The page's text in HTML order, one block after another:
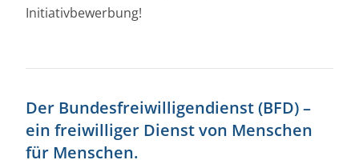
Initiativbewerbung!
Der Bundesfreiwilligendienst(BFD) –
ein freiwilliger Dienst von Menschen
für Menschen.